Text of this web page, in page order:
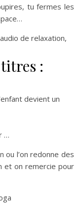
tu fermes les
:
devient un
…
ou l’on redonne des
et on remercie pour